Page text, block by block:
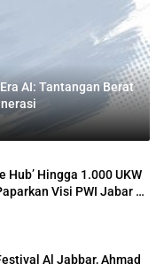
AI: Tantangan Berat
Hub’ Hingga 1.000 UKW
Visi PWI Jabar di
Al Jabbar, Ahmad